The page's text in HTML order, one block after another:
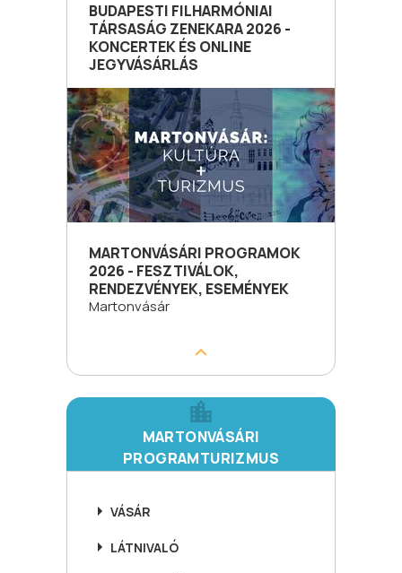
BUDAPESTI FILHARMÓNIAI
TÁRSASÁG ZENEKARA 2026 -
KONCERTEK ÉS ONLINE
JEGYVÁSÁRLÁS
MARTONVÁSÁRI PROGRAMOK
2026 - FESZTIVÁLOK,
RENDEZVÉNYEK, ESEMÉNYEK
Martonvásár
MARTONVÁSÁRI
PROGRAMTURIZMUS
VÁSÁR
LÁTNIVALÓ